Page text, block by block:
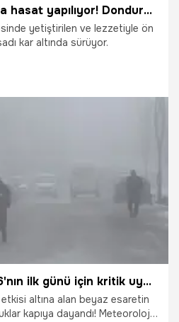
Kar örtüsünün altında hasat yapılıyor! Dondurucu soğuklardan etkilenmeden tezgahlara geliyor
yetiştirilen ve lezzetiyle ön
kar altında sürüyor.
Meteoroloji'den 2026'nın ilk günü için kritik uyarı! Dondurucu soğuklar geliyor: Adana'da dereceler sıfırın altına düşecek
altına alan beyaz esaretin
kapıya dayandı! Meteoroloji